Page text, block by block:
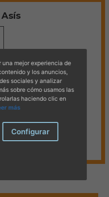
en
2026
veterinarios
Ordinaria 2026
mejor experiencia de
y los anuncios,
sociales y analizar
sobre cómo usamos las
haciendo clic en
más
Configurar